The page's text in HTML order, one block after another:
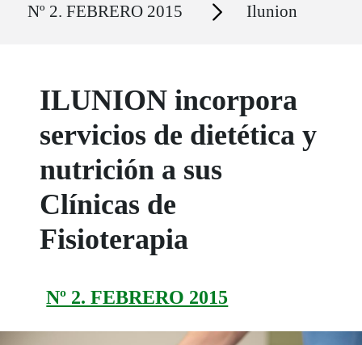
Nº 2. FEBRERO 2015 Secciones Ilunion
ILUNION incorpora
servicios de dietética y
nutrición a sus
Clínicas de
Fisioterapia
Nº 2. FEBRERO 2015